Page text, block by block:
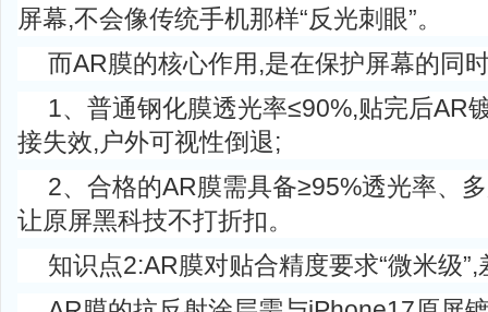
屏幕,不会像传统手机那样“反光刺眼”。
而AR膜的核心作用,是在保护屏幕的同
1、普通钢化膜透光率≤90%,贴完后AR
接失效,户外可视性倒退;
2、合格的AR膜需具备≥95%透光率、
让原屏黑科技不打折扣。
知识点2:AR膜对贴合精度要求“微米级